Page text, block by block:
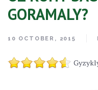
GORAMALY?
10 OCTOBER, 2015